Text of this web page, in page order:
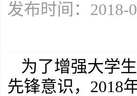
发布时间：
为了增强大学
先锋意识，2018